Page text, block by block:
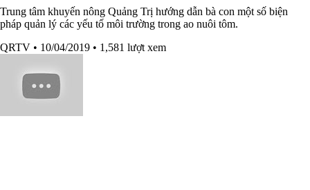
Trung tâm khuyến nông Quảng Trị hướng dẫn bà con một số biện
pháp quản lý các yếu tố môi trường trong ao nuôi tôm.
QRTV • 10/04/2019 • 1,581 lượt xem